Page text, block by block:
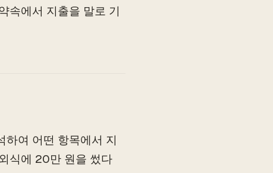
속에서 지출을 말로 기
하여 어떤 항목에서 지
식에 20만 원을 썼다